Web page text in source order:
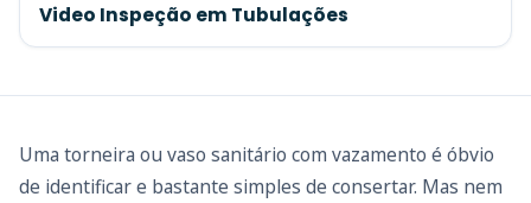
Video Inspeção em Tubulações
Uma torneira ou vaso sanitário com vazamento é óbvio
de identificar e bastante simples de consertar. Mas nem